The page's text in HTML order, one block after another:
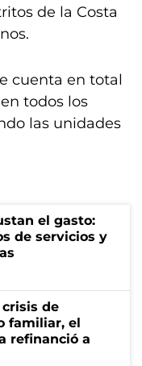
de la Costa
cuenta en total
todos los
las unidades
el gasto:
de servicios y
de
familiar, el
refinanció a